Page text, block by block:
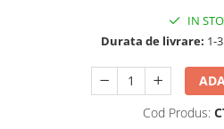
Lenjerii De Pat Catifea
Lenjerii De Pat Cocolino
Set Lenjerie De Pat Blana
Artificiala De Iepure, 6 Piese, 2
IN
Durata de livrare: 1-
Cod Produs: